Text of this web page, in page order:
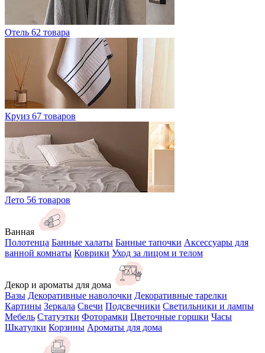
Отель 62 товара
Круиз 67 товаров
Лето 56 товаров
Ванная
Полотенца Банные халаты Банные тапочки Аксессуары для
ванной комнаты Коврики Уход за лицом и телом
Декор и ароматы для дома
Вазы Декоративные наволочки Декоративные тарелки
Картины Зеркала Свечи Подсвечники Светильники и лампы
Мебель Статуэтки Фоторамки Цветочные горшки Часы
Шкатулки Корзины Ароматы для дома